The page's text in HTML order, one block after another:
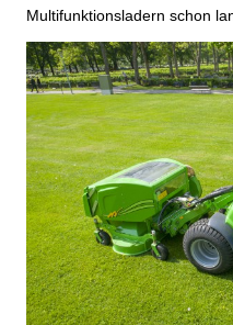
Multifunktionsladern schon